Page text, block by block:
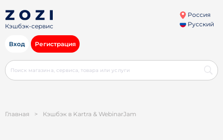
Кэшбэк-сервис
Россия
Русский
Вход Регистрация
Главная > Кэшбэк в Kartra & WebinarJam